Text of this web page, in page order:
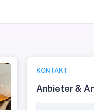
KONTAKT
Anbieter &